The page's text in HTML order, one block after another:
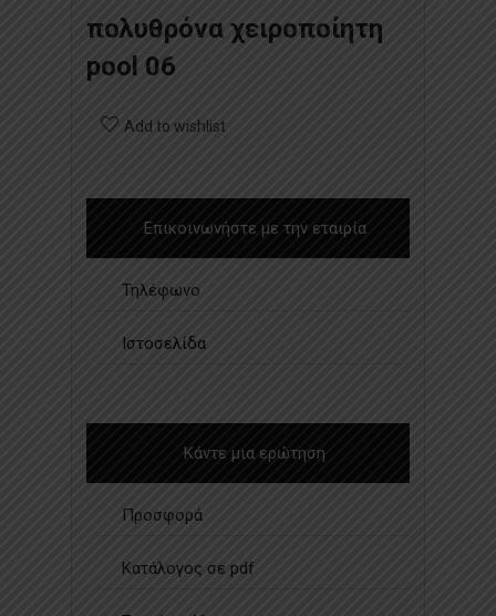
πολυθρόνα χειροποίητη
pool 06
Add to wishlist
Επικοινωνήστε με την εταιρία
Τηλέφωνο
Ιστοσελίδα
Κάντε μια ερώτηση
Προσφορά
Κατάλογος σε pdf